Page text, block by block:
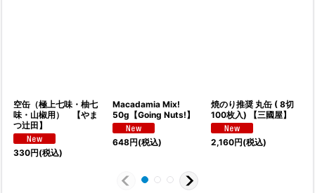
空缶（極上七味・柚七
味・山椒用） 【やま
つ辻田】
330円(税込)
Macadamia Mix!
50g【Going Nuts!】
648円(税込)
焼のり推奨 丸缶 ( 8切
100枚入) 【三國屋】
2,160円(税込)